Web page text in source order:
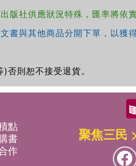
社供應狀況特殊，匯率將依實
與其他商品分開下單，以獲
則恕不接受退貨。
點
書
作
聚焦三民